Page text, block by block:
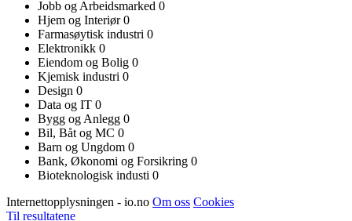
Jobb og Arbeidsmarked 0
Hjem og Interiør0
Farmasøytisk industri 0
Elektronikk 0
Eiendom og Bolig 0
Kjemisk industri 0
Design 0
Data og IT 0
Bygg og Anlegg 0
Bil, Båt og MC 0
Barn og Ungdom 0
Bank, Økonomi og Forsikring 0
Bioteknologisk industi 0
Internettopplysningen - io.no Om oss Cookies
Til resultatene